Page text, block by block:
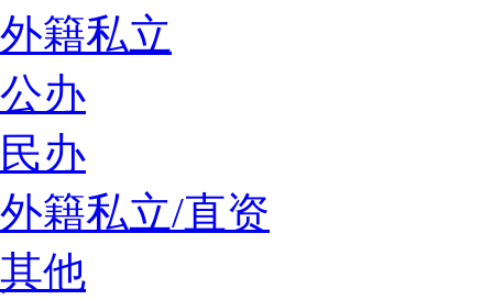
外籍私立
公办
民办
外籍私立/直资
其他